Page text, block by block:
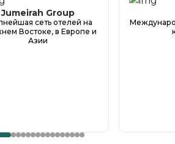
Jumeirah Group
сеть отелей на
Востоке, в Европе и
Азии